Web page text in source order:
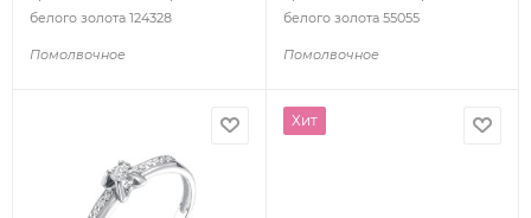
белого золота 124328
Помолвочное
белого золота 55055
Помолвочное
Хит